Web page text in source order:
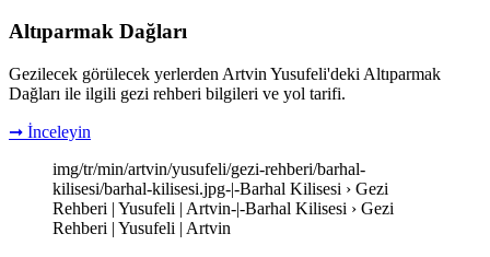
Altıparmak Dağları
Gezilecek görülecek yerlerden Artvin Yusufeli'deki Altıparmak
Dağları ile ilgili gezi rehberi bilgileri ve yol tarifi.
➞ İnceleyin
img/tr/min/artvin/yusufeli/gezi-rehberi/barhal-
kilisesi/barhal-kilisesi.jpg-|-Barhal Kilisesi › Gezi
Rehberi | Yusufeli | Artvin-|-Barhal Kilisesi › Gezi
Rehberi | Yusufeli | Artvin